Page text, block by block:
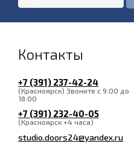
Контакты
+7 (391) 237-42-24
(Красноярск) Звоните с 9:00 до
18:00
+7 (391) 232-40-05
(Красноярск +4 часа)
studio.doors24@yandex.ru